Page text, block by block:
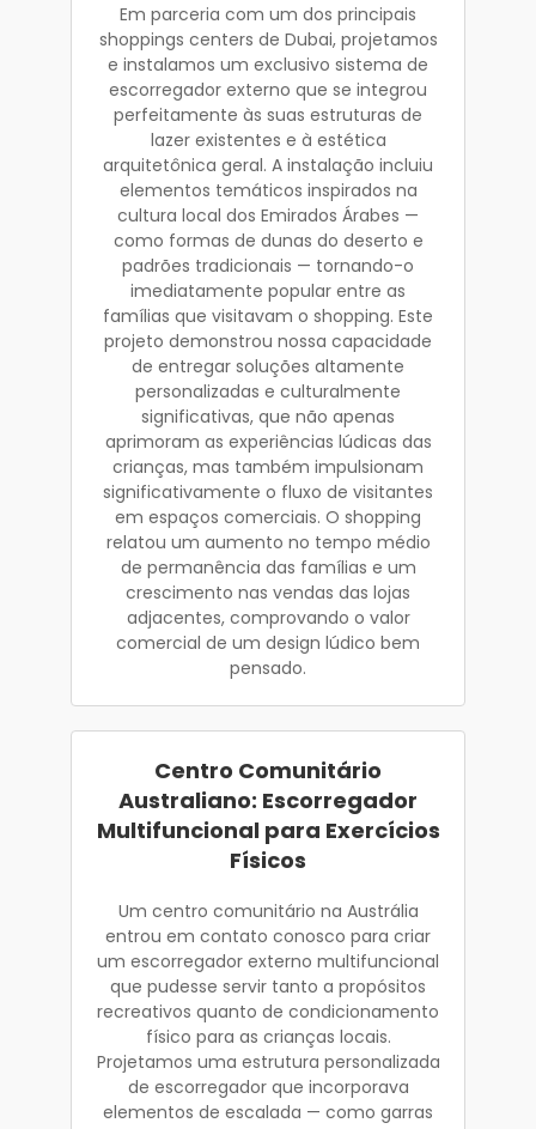
Em parceria com um dos principais
shoppings centers de Dubai, projetamos
e instalamos um exclusivo sistema de
escorregador externo que se integrou
perfeitamente às suas estruturas de
lazer existentes e à estética
arquitetônica geral. A instalação incluiu
elementos temáticos inspirados na
cultura local dos Emirados Árabes —
como formas de dunas do deserto e
padrões tradicionais — tornando-o
imediatamente popular entre as
famílias que visitavam o shopping. Este
projeto demonstrou nossa capacidade
de entregar soluções altamente
personalizadas e culturalmente
significativas, que não apenas
aprimoram as experiências lúdicas das
crianças, mas também impulsionam
significativamente o fluxo de visitantes
em espaços comerciais. O shopping
relatou um aumento no tempo médio
de permanência das famílias e um
crescimento nas vendas das lojas
adjacentes, comprovando o valor
comercial de um design lúdico bem
pensado.
Centro Comunitário
Australiano: Escorregador
Multifuncional para Exercícios
Físicos
Um centro comunitário na Austrália
entrou em contato conosco para criar
um escorregador externo multifuncional
que pudesse servir tanto a propósitos
recreativos quanto de condicionamento
físico para as crianças locais.
Projetamos uma estrutura personalizada
de escorregador que incorporava
elementos de escalada — como garras